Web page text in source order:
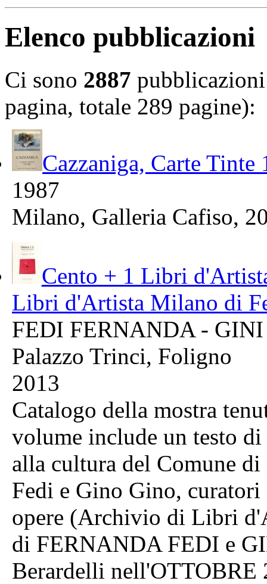
Elenco pubblicazioni
Ci sono 2887
pagina, totale 289 pagine):
Cazzaniga, Carte Tinte
1987
Milano, Galleria Cafiso,
Cento + 1 Libri
Libri d'Artista Milano di
FEDI FERNANDA -
Palazzo Trinci, Foligno
2013
Catalogo della mostra
volume include un testo
alla cultura del Comune
Fedi e Gino Gino,
opere (Archivio di Libri
di FERNANDA FEDI e
Berardelli nell'OTTOBRE